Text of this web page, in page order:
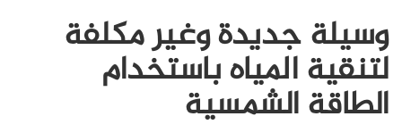
وسيلة جديدة وغير مكلفة
لتنقية المياه باستخدام
الطاقة الشمسية